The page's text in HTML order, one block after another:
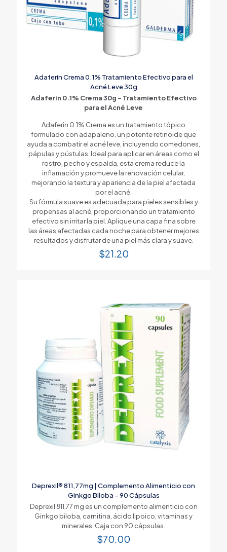
Adaferin Crema 0.1% Tratamiento Efectivo para el
Acné Leve 30g
Adaferin 0.1% Crema 30g – Tratamiento Efectivo
para el Acné Leve
Adaferin 0.1% Crema es un tratamiento tópico
formulado con adapaleno, un potente retinoide que
ayuda a combatir el acné leve, incluyendo comedones,
pápulas y pústulas. Ideal para aplicar en áreas como el
rostro, pecho y espalda, esta crema reduce la
inflamación y promueve la renovación celular,
mejorando la textura y apariencia de la piel afectada
por el acné.
Su fórmula suave es adecuada para pieles sensibles y
propensas al acné, proporcionando un tratamiento
efectivo sin irritar la piel. Aplique una capa fina sobre
las áreas afectadas cada noche para obtener mejores
resultados y disfrutar de una piel más clara y suave.
$21.20
Deprexil® 811,77mg | Complemento Alimenticio con
Ginkgo Biloba – 90 Cápsulas
Deprexil 811,77 mg es un complemento alimenticio con
Ginkgo biloba, carnitina, ácido lipoico, vitaminas y
minerales. Caja con 90 cápsulas.
$70.00